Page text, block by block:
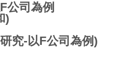
F公司為例
)
究- 以F公司為例)